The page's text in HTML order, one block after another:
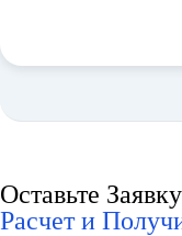
Оставьте
Расчет и